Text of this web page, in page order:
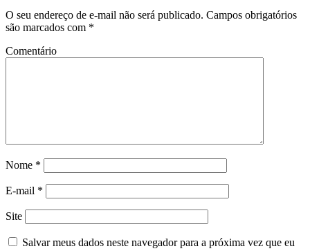
O seu endereço de e-mail não será publicado. Campos obrigatórios
são marcados com *
Comentário
Nome *
E-mail *
Site
Salvar meus dados neste navegador para a próxima vez que eu